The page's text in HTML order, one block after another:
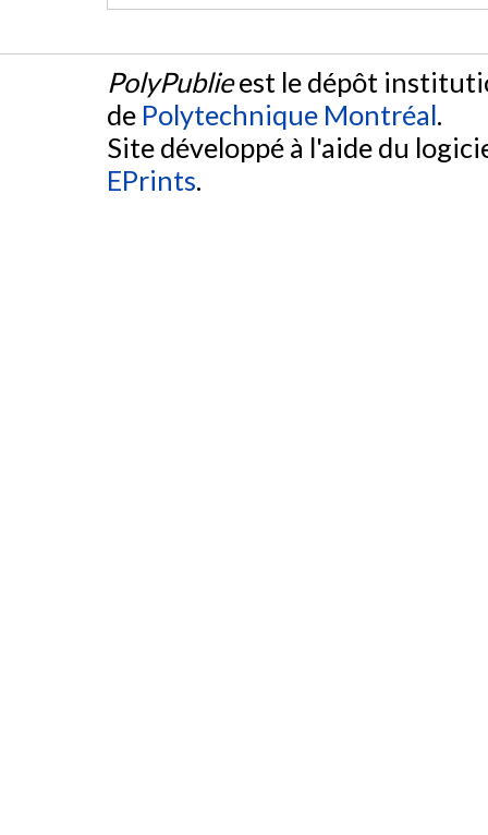
PolyPublieest le dépôt
de Polytechnique Montréal.
Site développé à l'aide du
EPrints.